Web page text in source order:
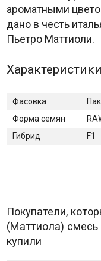
ароматными
дано в честь
Пьетро Маттиоли.
Характеристики
Фасовка
Форма семян
Гибрид
F1
Покупатели,
(Маттиола) смесь
купили